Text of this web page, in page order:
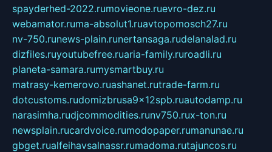
spayderhed-2022.rumovieone.ruevro-dez.ru
webamator.ruma-absolut1.ruavtopomosch27.ru
nv-750.runews-plain.runertansaga.rudelanalad.ru
dizfiles.ruyoutubefree.ruaria-family.ruroadli.ru
planeta-samara.rumysmartbuy.ru
matrasy-kemerovo.ruashanet.rutrade-farm.ru
dotcustoms.rudomizbrusa9x12spb.ruautodamp.ru
narasimha.rudjcommodities.runv750.rux-ton.ru
newsplain.rucardvoice.rumodopaper.rumanunae.ru
gbget.rualfeihavsalnassr.rumadoma.rutajuncos.ru